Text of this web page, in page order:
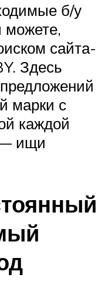
б/у
можете,
сайта-
Здесь
марки с
каждой
— ищи